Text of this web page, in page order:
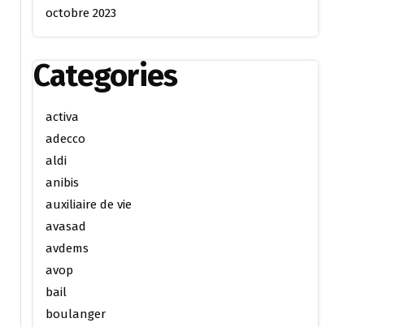
octobre 2023
Categories
activa
adecco
aldi
anibis
auxiliaire de vie
avasad
avdems
avop
bail
boulanger